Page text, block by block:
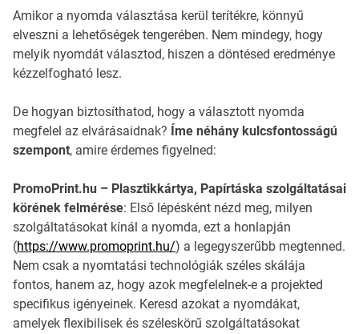
Amikor a nyomda választása kerül terítékre, könnyű
elveszni a lehetőségek tengerében. Nem mindegy, hogy
melyik nyomdát választod, hiszen a döntésed eredménye
kézzelfogható lesz.
De hogyan biztosíthatod, hogy a választott nyomda
megfelel az elvárásaidnak? Íme néhány kulcsfontosságú
szempont, amire érdemes figyelned:
PromoPrint.hu – Plasztikkártya, Papírtáska szolgáltatásai
körének felmérése: Első lépésként nézd meg, milyen
szolgáltatásokat kínál a nyomda, ezt a honlapján
(https://www.promoprint.hu/) a legegyszerűbb megtenned.
Nem csak a nyomtatási technológiák széles skálája
fontos, hanem az, hogy azok megfelelnek-e a projekted
specifikus igényeinek. Keresd azokat a nyomdákat,
amelyek flexibilisek és széleskörű szolgáltatásokat